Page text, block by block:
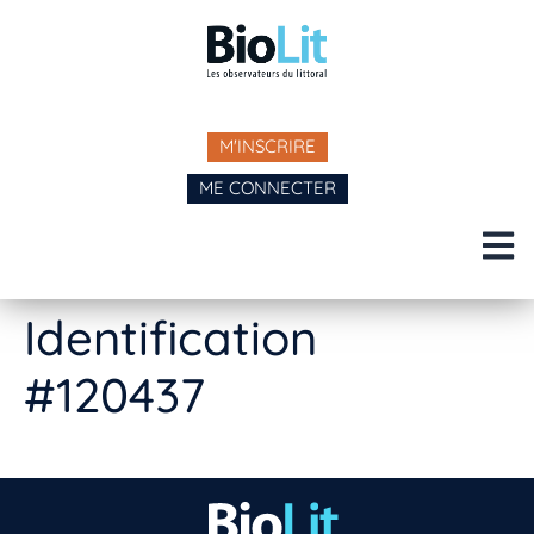
M'INSCRIRE
ME CONNECTER
Identification
#120437